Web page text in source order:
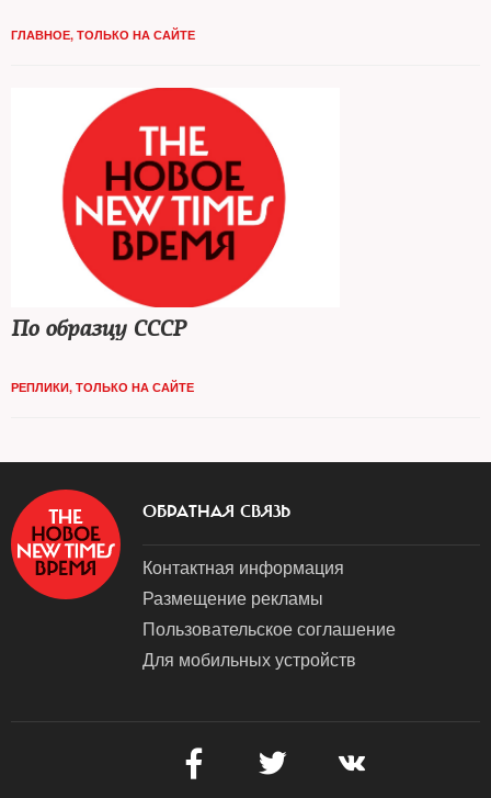
ГЛАВНОЕ, ТОЛЬКО НА САЙТЕ
По образцу СССР
РЕПЛИКИ, ТОЛЬКО НА САЙТЕ
ОБРАТНАЯ СВЯЗЬ
Контактная информация
Размещение рекламы
Пользовательское соглашение
Для мобильных устройств